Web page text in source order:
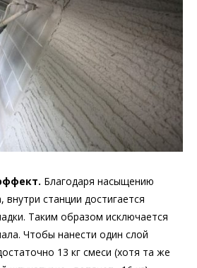
Благодаря насыщению
внутри станции достигается
Таким образом исключается
Чтобы нанести один слой
13 кг смеси (хотя та же